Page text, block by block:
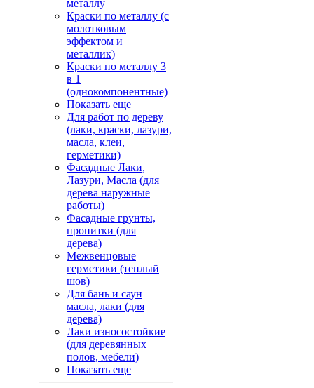
металлу
Краски по металлу (с
молотковым
эффектом и
металлик)
Краски по металлу 3
в 1
(однокомпонентные)
Показать еще
Для работ по дереву
(лаки, краски, лазури,
масла, клеи,
герметики)
Фасадные Лаки,
Лазури, Масла (для
дерева наружные
работы)
Фасадные грунты,
пропитки (для
дерева)
Межвенцовые
герметики (теплый
шов)
Для бань и саун
масла, лаки (для
дерева)
Лаки износостойкие
(для деревянных
полов, мебели)
Показать еще